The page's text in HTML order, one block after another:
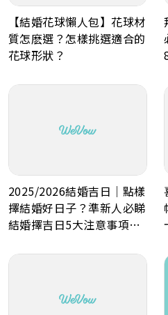
【結婚花球懶人包】花球材
質怎麽選？怎樣挑選適合的
花球形狀？
2025/2026結婚吉日｜點樣
擇結婚好日子？準新人必睇
結婚擇吉日5大注意事項！